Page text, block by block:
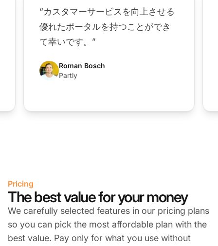
“カスタマーサービスを向上させる
優れたポータルを持つことができ
て幸いです。”
Roman Bosch
Partly
Pricing
The best value for your money
We carefully selected features in our pricing plans
so you can pick the most affordable plan with the
best value. Pay only for what you use without